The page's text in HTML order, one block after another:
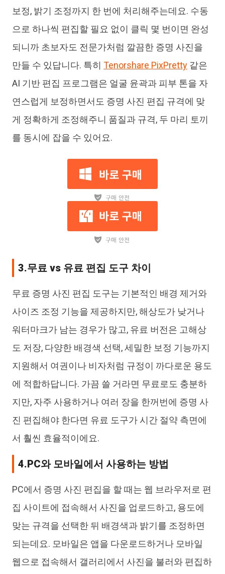
보정, 밝기 조정까지 한 번에 처리해주는데요. 수동
으로 하나씩 편집할 필요 없이 클릭 몇 번이면 완성
되니까 초보자도 전문가처럼 깔끔한 증명 사진을
만들 수 있답니다. 특히 Tenorshare PixPretty 같은
AI 기반 편집 프로그램은 얼굴 윤곽과 피부 톤을 자
연스럽게 보정하면서도 증명 사진 편집 규격에 맞
게 정확하게 조정해주니 품질과 규격, 두 마리 토끼
를 동시에 잡을 수 있어요.
3.무료 vs 유료 편집 도구 차이
무료 증명 사진 편집 도구는 기본적인 배경 제거와
사이즈 조정 기능을 제공하지만, 해상도가 낮거나
워터마크가 남는 경우가 많고, 유료 버전은 고해상
도 저장, 다양한 배경색 선택, 세밀한 보정 기능까지
지원해서 여권이나 비자처럼 규정이 까다로운 용도
에 적합하답니다. 가끔 쓸 거라면 무료로도 충분하
지만, 자주 사용하거나 여러 장을 한꺼번에 증명 사
진 편집해야 한다면 유료 도구가 시간 절약 측면에
서 훨씬 효율적이에요.
4.PC와 모바일에서 사용하는 방법
PC에서 증명 사진 편집을 할 때는 웹 브라우저로 편
집 사이트에 접속해서 사진을 업로드하고, 용도에
맞는 규격을 선택한 뒤 배경색과 밝기를 조정하면
되는데요. 모바일은 앱을 다운로드하거나 모바일
웹으로 접속해서 갤러리에서 사진을 불러와 편집하